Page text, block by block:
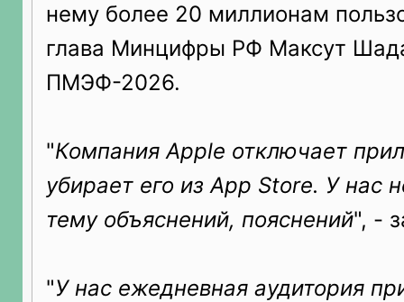
нему более 20 миллионам
глава Минцифры РФ Максут
ПМЭФ-2026.
"Компания Apple отключает
убирает его из App Store. У нас
тему объяснений, пояснений", -
"У нас ежедневная аудитория